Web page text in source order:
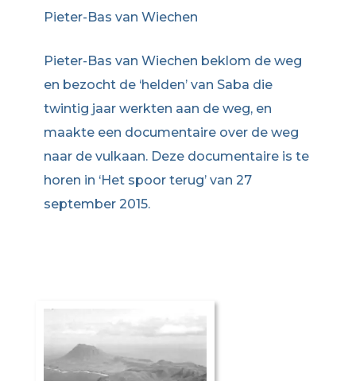
Pieter-Bas van Wiechen
Pieter-Bas van Wiechen beklom de weg
en bezocht de ‘helden’ van Saba die
twintig jaar werkten aan de weg, en
maakte een documentaire over de weg
naar de vulkaan. Deze documentaire is te
horen in ‘Het spoor terug’ van 27
september 2015.